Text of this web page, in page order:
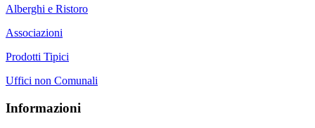
Alberghi e Ristoro
Associazioni
Prodotti Tipici
Uffici non Comunali
Informazioni